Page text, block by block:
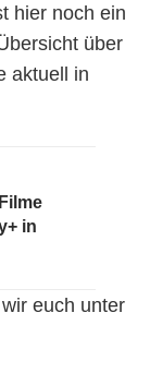
hier noch ein
über
aktuell in
in
euch unter